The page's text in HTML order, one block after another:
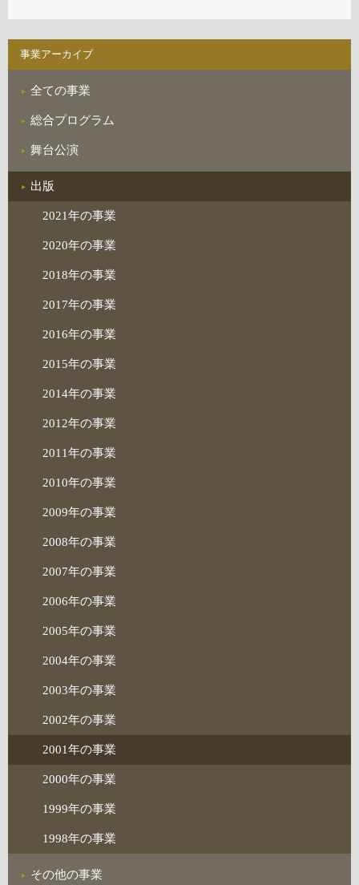
事業アーカイブ
全ての事業
総合プログラム
舞台公演
出版
2021年の事業
2020年の事業
2018年の事業
2017年の事業
2016年の事業
2015年の事業
2014年の事業
2012年の事業
2011年の事業
2010年の事業
2009年の事業
2008年の事業
2007年の事業
2006年の事業
2005年の事業
2004年の事業
2003年の事業
2002年の事業
2001年の事業
2000年の事業
1999年の事業
1998年の事業
その他の事業